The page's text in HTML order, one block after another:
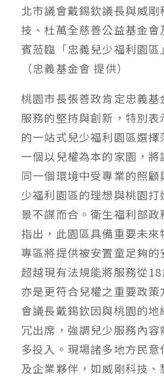
北市議會戴錫欽議長與威剛
技、杜萬全慈善公益基金會
賓蒞臨「忠義兒少福利園區
（忠義基金會 提供）
桃園市長張善政肯定忠義
服務的堅持與創新，特別
的一站式兒少福利園區選
一個以兒權為本的家園，將
同一個環境中受專業的照
少福利園區的理想與桃園
景不謀而合。衛生福利部
指出，此園區具備重要未
專區將提供被安置童足夠
超越現有法規能將服務從18
亦是更符合兒權之重要政
會議長戴錫欽因與桃園的
冗出席，強調兒少服務內
多投入。現場諸多地方民
及企業夥伴，如威剛科技